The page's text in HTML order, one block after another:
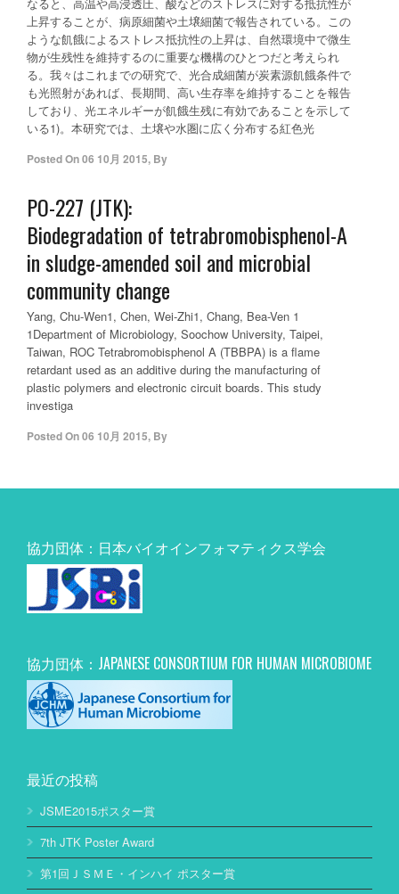
上昇することが、病原細菌や土壌細菌で報告されている。この
ような飢餓によるストレス抵抗性の上昇は、自然環境中で微生
物が生残性を維持するのに重要な機構のひとつだと考えられ
る。我々はこれまでの研究で、光合成細菌が炭素源飢餓条件で
も光照射があれば、長期間、高い生存率を維持することを報告
しており、光エネルギーが飢餓生残に有効であることを示して
いる1)。本研究では、土壌や水圏に広く分布する紅色光
Posted On06 10月 2015, By
PO-227 (JTK):
Biodegradation of tetrabromobisphenol-A
in sludge-amended soil and microbial
community change
Yang, Chu-Wen1, Chen, Wei-Zhi1, Chang, Bea-Ven 1
1Department of Microbiology, Soochow University, Taipei,
Taiwan, ROC Tetrabromobisphenol A (TBBPA) is a flame
retardant used as an additive during the manufacturing of
plastic polymers and electronic circuit boards. This study
investiga
Posted On06 10月 2015, By
協力団体：日本バイオインフォマティクス学会
協力団体：JAPANESE CONSORTIUM FOR HUMAN MICROBIOME
最近の投稿
JSME2015ポスター賞
7th JTK Poster Award
第1回ＪＳＭＥ・インハイ ポスター賞